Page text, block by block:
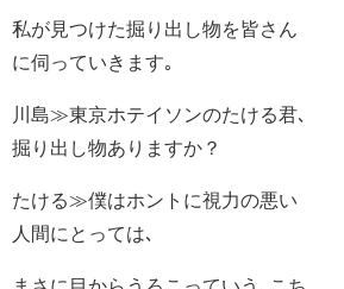
私が見つけた掘り出し物を皆さん
に伺っていきます｡
川島≫東京ホテイソンのたける君､
掘り出し物ありますか？
たける≫僕はホントに視力の悪い
人間にとっては､